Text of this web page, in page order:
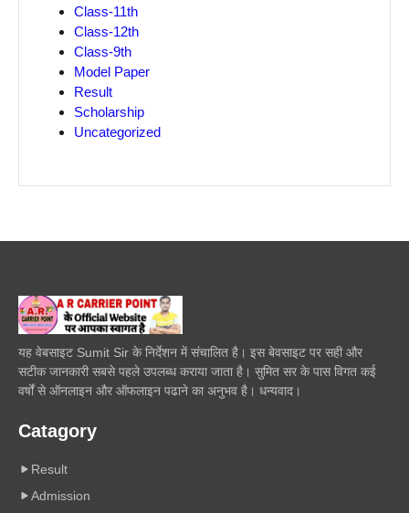
Class-11th
Class-12th
Class-9th
Model Paper
Result
Scholarship
Uncategorized
यह वेबसाइट Sumit Sir के निर्देशन में संचालित है। इस बेवसाइट पर सही और
सटीक जानकारी सबसे पहले उपलब्ध कराया जाता है। सुमित सर के पास विगत कई
वर्षों से ऑनलाइन और ऑफलाइन पढाने का अनुभव है। धन्यवाद।
Catagory
Result
Admission